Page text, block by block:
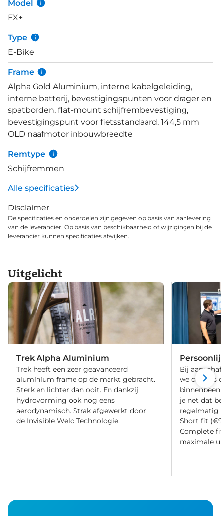
Shimano Altus 9-speed derailleurversnellingen. De
hydraulische schijfremmenset van Promax met
Shimano RT56 remschijf geven je het vertrouwen
ook in de slechtste omstandigheden snel tot
stilstand te komen.
Model
FX+
Type
E-Bike
Frame
Alpha Gold Aluminium, interne kabelgeleiding,
interne batterij, bevestigingspunten voor drager en
spatborden, flat-mount schijfrembevestiging,
bevestigingspunt voor fietsstandaard, 144,5 mm
OLD naafmotor inbouwbreedte
Remtype
Schijfremmen
Alle specificaties
Disclaimer
De specificaties en onderdelen zijn gegeven op basis van aanlevering
van de leverancier. Op basis van beschikbaarheid of wijzigingen bij de
leverancier kunnen specificaties afwijken.
Uitgelicht
Trek Alpha Aluminium
Trek heeft een zeer geavanceerd
aluminium frame op de markt gebracht.
Sterk en lichter dan ooit. En dankzij
hydrovorming ook nog eens
aerodynamisch. Strak afgewerkt door
de Invisible Weld Technologie.
Bij
we de fiets
je net dat
regelmatig
Short fit
Complete
maximale